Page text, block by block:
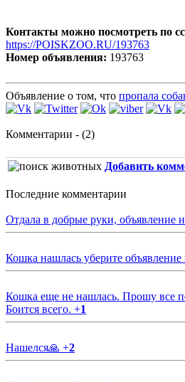
Контакты можно посмотреть по
https://POISKZOO.RU/193763
Номер объявления: 193763
Объявление о том, что пропала
Комментарии - (2)
Добавить
Последние комментарии
Отдала в добрые руки, объявление
Кошка нашлась уберите объявление
Кошка еще не нашлась. Прошу все
Боится всего. +1
Нашелся🙏 +2